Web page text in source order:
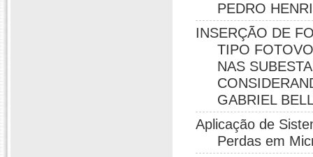
PEDRO
INSERÇÃO DE
TIPO
NAS
GABRIEL
Aplicação de
Perdas em